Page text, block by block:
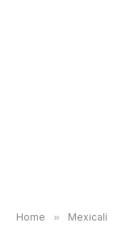
Home » Mexicali